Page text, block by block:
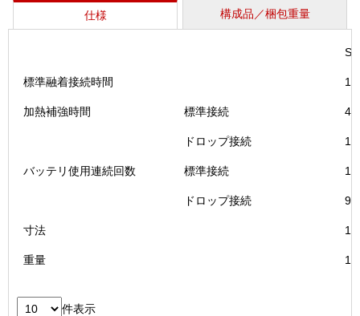
71VSD)
仕様 構成品／梱包重量
標準融着接続時間 14
加熱補強時間 標準接続 40
ドロップ接続
バッテリ使用連続回数 標準接続
ドロップ接続 90
寸法
重量
件表示